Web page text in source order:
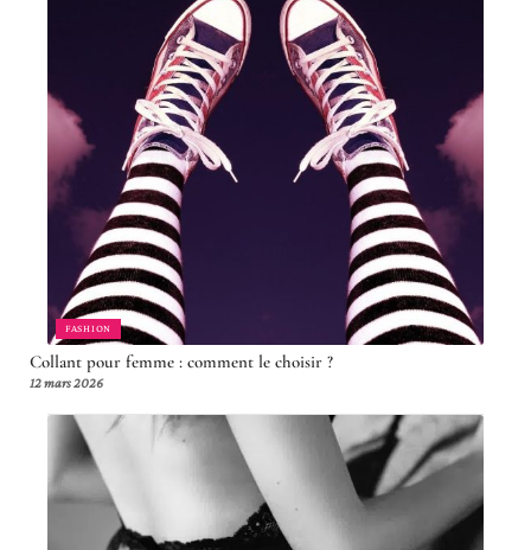
FASHION
Collant pour femme : comment le choisir ?
12 mars 2026